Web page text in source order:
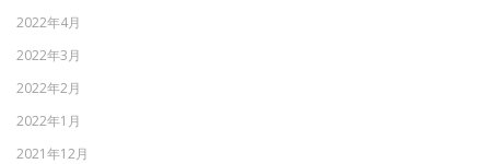
2022年4月
2022年3月
2022年2月
2022年1月
2021年12月